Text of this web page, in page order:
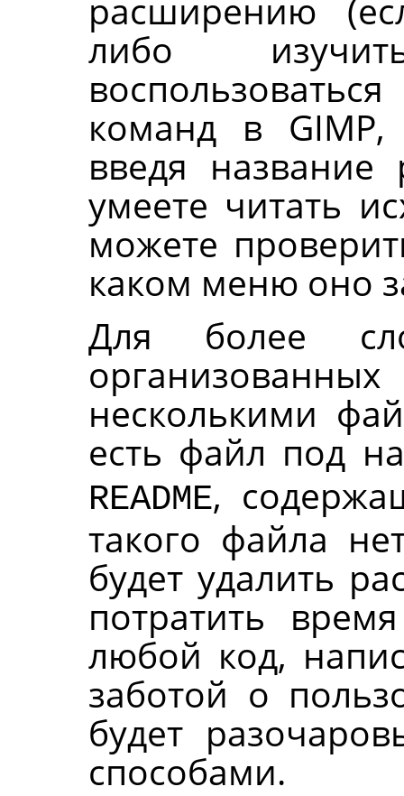
расширению
либо
команд в GIMP,
введя
умеете читать
можете
каком меню оно
Для более
несколькими
есть файл под
README,
такого файла
будет удалить
потратить
любой код,
заботой о
будет
способами.